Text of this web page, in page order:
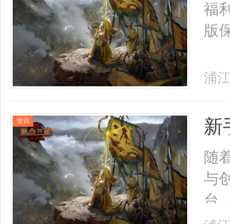
福
版
浦
资讯
新
标
随
与
台